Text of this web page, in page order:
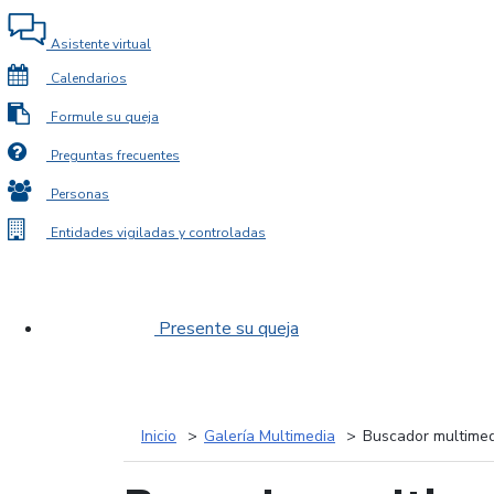
Asistente virtual
Calendarios
Formule su queja
Preguntas frecuentes
Personas
Entidades vigiladas y controladas
Presente su queja
Inicio Galería Multimedia Buscador